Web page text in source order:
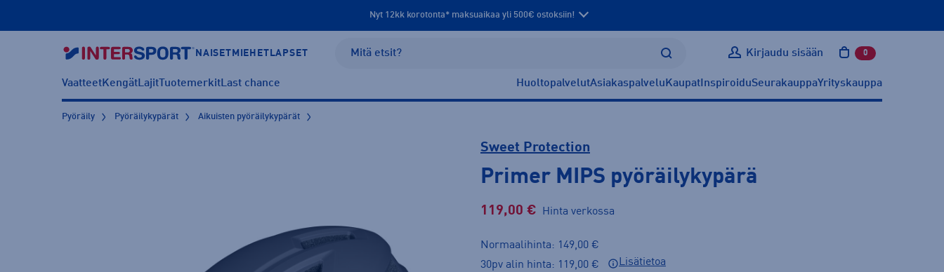
Nyt 12kk korotonta* maksuaikaa yli 500€ ostoksiin!
NAISET MIEHET LAPSET Kirjaudu sisään 0 tuotetta
VaatteetKengätLajitTuotemerkitLast chance HuoltopalvelutAsiakaspalvelu Kaupat InspiroiduSeurakauppaYrityskauppa
Pyöräily Pyöräilykypärät Aikuisten pyöräilykypärät
Sweet Protection
Primer MIPS pyöräilykypärä
119,00 € Hinta verkossa
Normaalihinta: 149,00 €
30pv alin hinta: 119,00 €
Lisätietoa